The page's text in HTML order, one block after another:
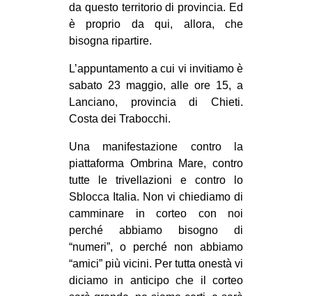
da questo territorio di provincia. Ed
è proprio da qui, allora, che
bisogna ripartire.
L’appuntamento a cui vi invitiamo è
sabato 23 maggio, alle ore 15, a
Lanciano, provincia di Chieti.
Costa dei Trabocchi.
Una manifestazione contro la
piattaforma Ombrina Mare, contro
tutte le trivellazioni e contro lo
Sblocca Italia. Non vi chiediamo di
camminare in corteo con noi
perché abbiamo bisogno di
“numeri”, o perché non abbiamo
“amici” più vicini. Per tutta onestà vi
diciamo in anticipo che il corteo